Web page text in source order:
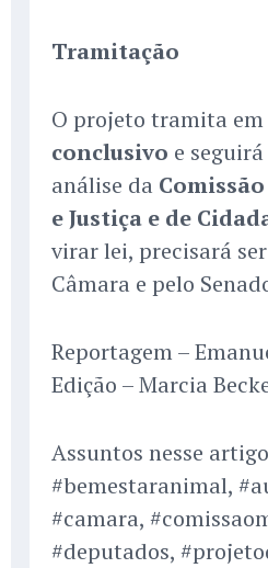
Tramitação
O projeto tramita em
conclusivo e
análise da
e Justiça e de
virar lei, precisará
Câmara e pelo
Reportagem –
Edição – Marcia
Assuntos nesse
#bemestaranimal,
#camara,
#deputados,